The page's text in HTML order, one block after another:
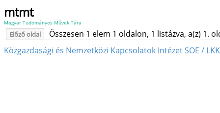
mtmt
Magyar Tudományos Művek Tára
Előző oldal
Összesen 1 elem 1 oldalon, 1 listázva, a(z) 1.
Közgazdasági és Nemzetközi Kapcsolatok Intézet SOE /